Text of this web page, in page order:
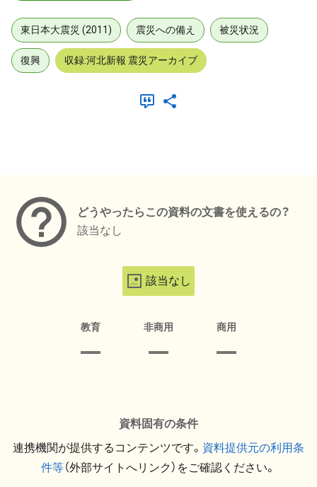
東日本大震災 (2011) 震災への備え 被災状況
復興 収録:河北新報 震災アーカイブ
どうやったらこの資料の文書を使えるの？
該当なし
該当なし
教育 非商用 商用
資料固有の条件
連携機関が提供するコンテンツです。 資料提供元の利用条
件等（外部サイトへリンク）をご確認ください。